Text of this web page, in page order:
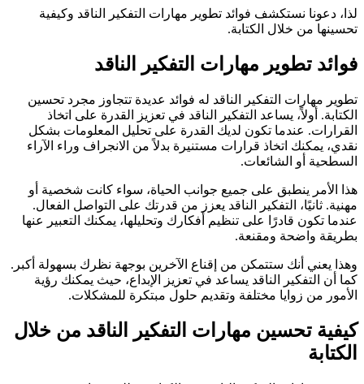
لذا، دعونا نستكشف فوائد تطوير مهارات التفكير الناقد وكيفية
تحسينها من خلال الكتابة.
فوائد تطوير مهارات التفكير الناقد
تطوير مهارات التفكير الناقد له فوائد عديدة تتجاوز مجرد تحسين
الكتابة. أولاً، يساعد التفكير الناقد في تعزيز القدرة على اتخاذ
القرارات. عندما تكون لديك القدرة على تحليل المعلومات بشكل
نقدي، يمكنك اتخاذ قرارات مستنيرة بدلاً من الانجراف وراء الآراء
السطحية أو الشائعات.
هذا الأمر ينطبق على جميع جوانب الحياة، سواء كانت شخصية أو
مهنية. ثانيًا، التفكير الناقد يعزز من قدرتك على التواصل الفعال.
عندما تكون قادرًا على تنظيم أفكارك وتحليلها، يمكنك التعبير عنها
بطريقة واضحة ومقنعة.
وهذا يعني أنك ستتمكن من إقناع الآخرين بوجهة نظرك بسهولة أكبر.
كما أن التفكير الناقد يساعد في تعزيز الإبداع، حيث يمكنك رؤية
الأمور من زوايا مختلفة وتقديم حلول مبتكرة للمشكلات.
كيفية تحسين مهارات التفكير الناقد من خلال
الكتابة